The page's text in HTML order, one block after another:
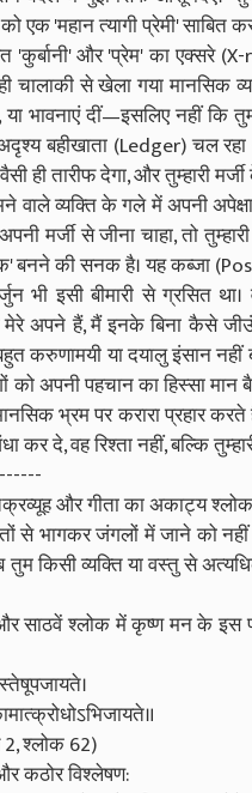
एक 'महान त्यागी प्रेमी' साबित
'कुर्बानी' और 'प्रेम' का एक्सरे
चालाकी से खेला गया मानसिक
या भावनाएं दीं—इसलिए नहीं कि
बहीखाता (Ledger) चल
ही तारीफ देगा, और तुम्हारी
वाले व्यक्ति के गले में अपनी
से जीना चाहा, तो तुम्हारी
बनने की सनक है। यह कब्जा
इसी बीमारी से ग्रसित था।
मेरे अपने हैं, मैं इनके बिना कैसे
करुणामयी या दयालु इंसान
को अपनी पहचान का हिस्सा
भ्रम पर करारा प्रहार
कर दे, वह रिश्ता नहीं, बल्कि
और गीता का अकाट्य श्लोक
से भागकर जंगलों में जाने को
तुम किसी व्यक्ति या वस्तु से
साठवें श्लोक में कृष्ण मन के इस
2, श्लोक 62)
कठोर विश्लेषण: